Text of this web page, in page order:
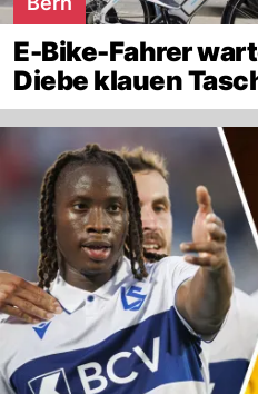
E-Bike-Fahrer
Diebe klauen